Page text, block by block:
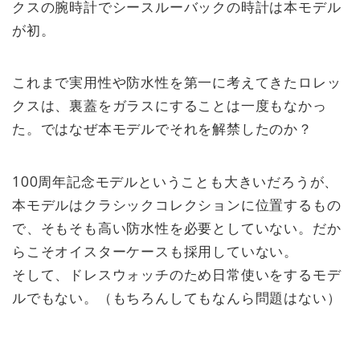
クスの腕時計でシースルーバックの時計は本モデル
が初。
これまで実用性や防水性を第一に考えてきたロレッ
クスは、裏蓋をガラスにすることは一度もなかっ
た。ではなぜ本モデルでそれを解禁したのか？
100周年記念モデルということも大きいだろうが、
本モデルはクラシックコレクションに位置するもの
で、そもそも高い防水性を必要としていない。だか
らこそオイスターケースも採用していない。
そして、ドレスウォッチのため日常使いをするモデ
ルでもない。（もちろんしてもなんら問題はない）